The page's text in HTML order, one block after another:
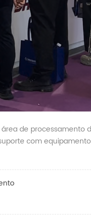
de processamento
com